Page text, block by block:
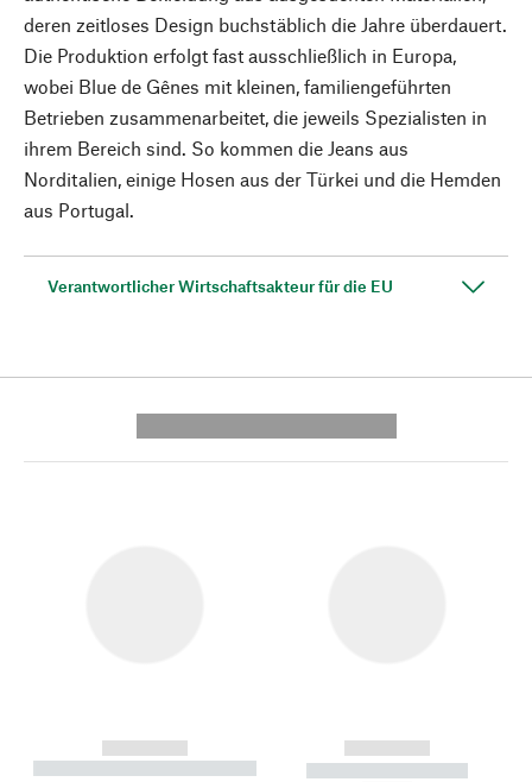
deren zeitloses Design buchstäblich die Jahre überdauert.
Die Produktion erfolgt fast ausschließlich in Europa,
wobei Blue de Gênes mit kleinen, familiengeführten
Betrieben zusammenarbeitet, die jeweils Spezialisten in
ihrem Bereich sind. So kommen die Jeans aus
Norditalien, einige Hosen aus der Türkei und die Hemden
aus Portugal.
Verantwortlicher Wirtschaftsakteur für die EU
------------
----------- ----------- --------
------------
----------- -----------